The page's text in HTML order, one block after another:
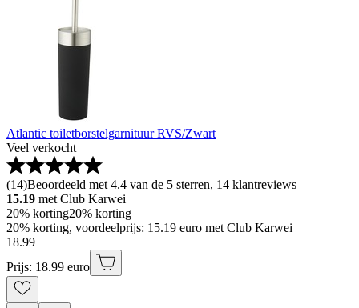
Atlantic toiletborstelgarnituur RVS/Zwart
Veel verkocht
(14)Beoordeeld met 4.4 van de 5 sterren, 14 klantreviews
15.19 met Club Karwei
20% korting20% korting
20% korting, voordeelprijs: 15.19 euro met Club Karwei
18.99
Prijs: 18.99 euro